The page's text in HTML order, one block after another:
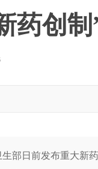
药创
部日前发布重大新